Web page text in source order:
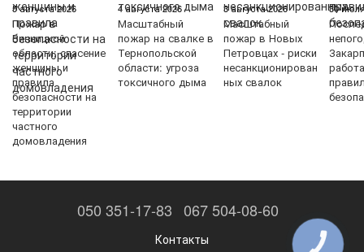
5 августа 2026
Пожар в
Винницкой
области: спасение
женщины и
правила
безопасности на
территории
частного
домовладения
4 августа 2026
Масштабный
пожар на свалке в
Тернопольской
области: угроза
токсичного дыма
3 августа 2026
Масштабный
пожар в Новых
Петровцах - риски
несанкционирован
ных свалок
30
050 351-17-83 067 504-08-60
Контакты
КНОПКА
ЗВ'ЯЗКУ